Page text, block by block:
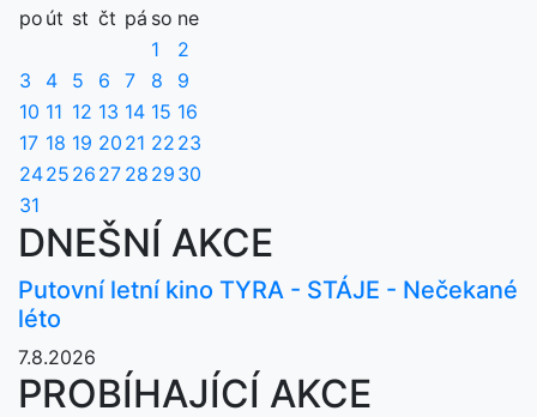
po út st čt pá so ne
1
2
3
4 5 6 7 8
9
10 11 12 13 14 15 16
17 18 19 20 21 22 23
2425 26 27 28 29 30
31
DNEŠNÍ AKCE
Putovní letní kino TYRA - STÁJE - Nečekané
léto
7.8.2026
PROBÍHAJÍCÍ AKCE